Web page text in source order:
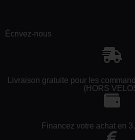
Écrivez-nous
Livraison gratuite pour les
(HORS
Financez votre achat en